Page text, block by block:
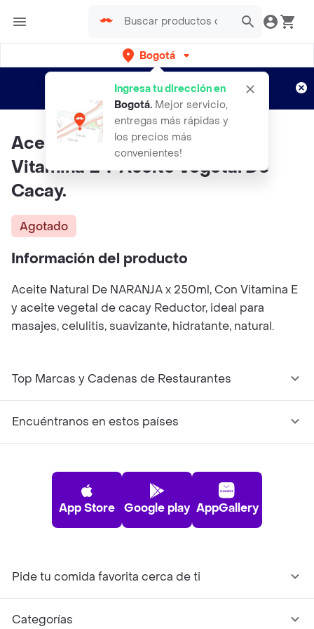
Bogotá
Ingresa tu dirección en
Bogotá. Mejor servicio,
entregas más rápidas y
los precios más
convenientes!
envíos gratis por semanas
Aplican TyC
Aceite Natural De Naranja Con
Vitamina E Y Aceite Vegetal De
Cacay.
Agotado
Información del producto
Aceite Natural De NARANJA x 250ml, Con Vitamina E
y aceite vegetal de cacay Reductor, ideal para
masajes, celulitis, suavizante, hidratante, natural.
Top Marcas y Cadenas de Restaurantes
Encuéntranos en estos países
App Store Google play AppGallery
Pide tu comida favorita cerca de ti
Categorías